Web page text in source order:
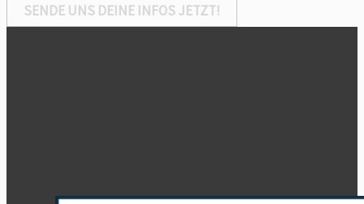
SENDE UNS DEINE INFOS JETZT!